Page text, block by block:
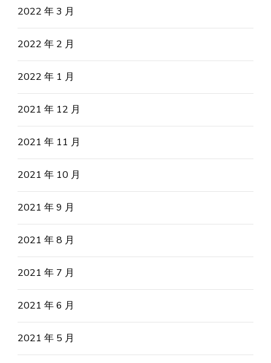
2022 年 3 月
2022 年 2 月
2022 年 1 月
2021 年 12 月
2021 年 11 月
2021 年 10 月
2021 年 9 月
2021 年 8 月
2021 年 7 月
2021 年 6 月
2021 年 5 月